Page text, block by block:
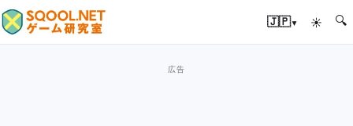
🇯🇵▾ ☀ 🔍